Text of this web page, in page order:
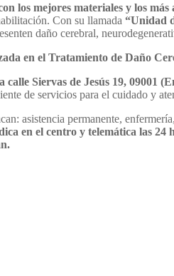
los mejores materiales y los
Con su llamada “Unidad
daño cerebral,
en el Tratamiento de Daño
calle Siervas de Jesús 19, 09001
de servicios para el cuidado y
asistencia permanente,
en el centro y telemática las 24